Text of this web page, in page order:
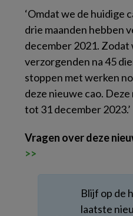
‘Omdat we de huidige
drie maanden hebben
december 2021. Zodat
verzorgenden na 45
stoppen met werken
deze nieuwe cao.
tot 31 december 2023.’
Vragen over deze
>>
Blijf op de
laatste